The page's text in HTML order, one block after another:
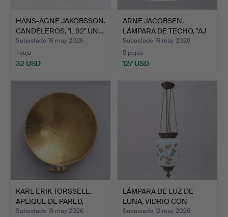
HANS-AGNE JAKOBSSON.
CANDELEROS, "L 92" UN…
Subastado 19 may 2026
1 puja
32 USD
ARNE JACOBSEN.
LÁMPARA DE TECHO, "AJ
PENDE…
Subastado 19 may 2026
5 pujas
127 USD
KARL ERIK TORSSELL.
APLIQUE DE PARED,
LATÓ…
Subastado 19 may 2026
LÁMPARA DE LUZ DE
LUNA, VIDRIO CON
PINTURA…
Subastado 12 may 2026